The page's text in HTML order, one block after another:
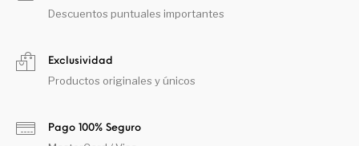
Descuentos puntuales importantes
Exclusividad
Productos originales y únicos
Pago 100% Seguro